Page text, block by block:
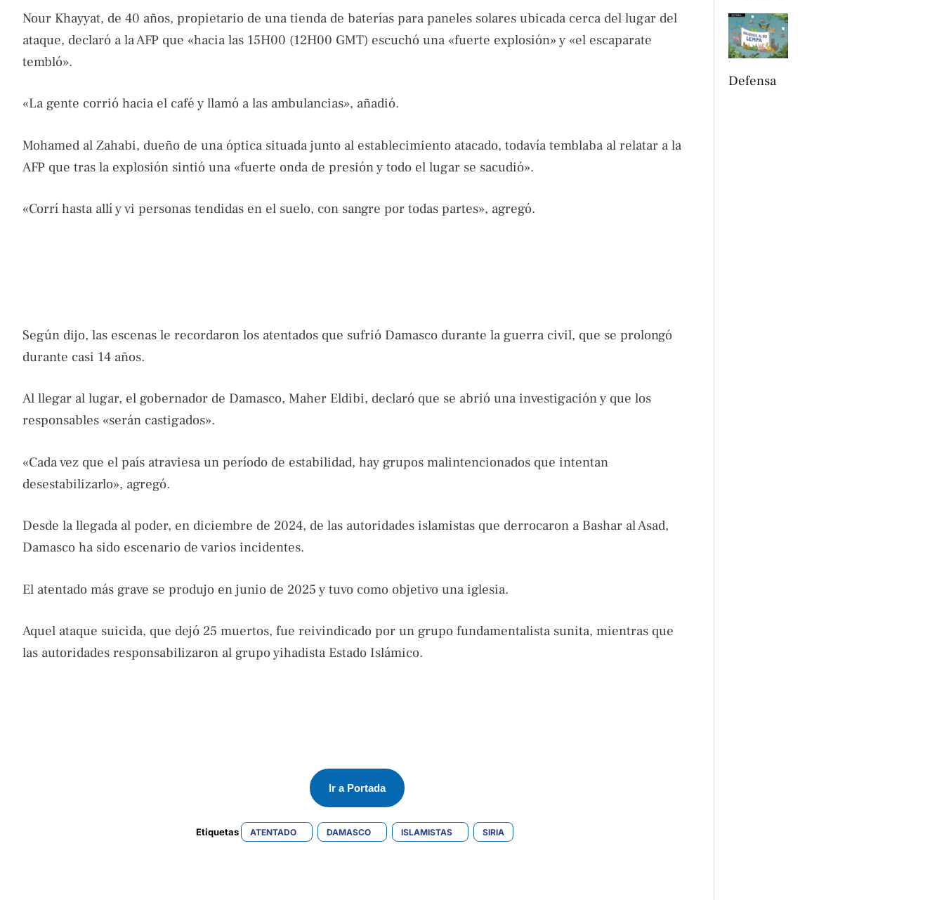
Nour Khayyat, de 40 años, propietario de una tienda de baterías para paneles solares ubicada cerca del lugar del
ataque, declaró a la AFP que «hacia las 15H00 (12H00 GMT) escuchó una «fuerte explosión» y «el escaparate
tembló».
«La gente corrió hacia el café y llamó a las ambulancias», añadió.
Mohamed al Zahabi, dueño de una óptica situada junto al establecimiento atacado, todavía temblaba al relatar a la
AFP que tras la explosión sintió una «fuerte onda de presión y todo el lugar se sacudió».
«Corrí hasta allí y vi personas tendidas en el suelo, con sangre por todas partes», agregó.
Según dijo, las escenas le recordaron los atentados que sufrió Damasco durante la guerra civil, que se prolongó
durante casi 14 años.
Al llegar al lugar, el gobernador de Damasco, Maher Eldibi, declaró que se abrió una investigación y que los
responsables «serán castigados».
«Cada vez que el país atraviesa un período de estabilidad, hay grupos malintencionados que intentan
desestabilizarlo», agregó.
Desde la llegada al poder, en diciembre de 2024, de las autoridades islamistas que derrocaron a Bashar al Asad,
Damasco ha sido escenario de varios incidentes.
El atentado más grave se produjo en junio de 2025 y tuvo como objetivo una iglesia.
Aquel ataque suicida, que dejó 25 muertos, fue reivindicado por un grupo fundamentalista sunita, mientras que
las autoridades responsabilizaron al grupo yihadista Estado Islámico.
Ir a Portada
Etiquetas ATENTADO DAMASCO ISLAMISTAS SIRIA
Defensa